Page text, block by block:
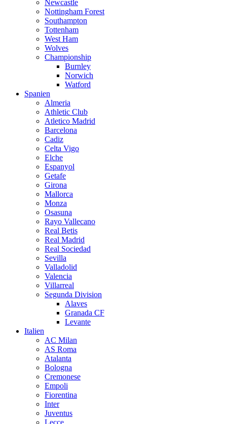
Newcastle
Nottingham Forest
Southampton
Tottenham
West Ham
Wolves
Championship
Burnley
Norwich
Watford
Spanien
Almeria
Athletic Club
Atletico Madrid
Barcelona
Cadiz
Celta Vigo
Elche
Espanyol
Getafe
Girona
Mallorca
Monza
Osasuna
Rayo Vallecano
Real Betis
Real Madrid
Real Sociedad
Sevilla
Valladolid
Valencia
Villarreal
Segunda Division
Alaves
Granada CF
Levante
Italien
AC Milan
AS Roma
Atalanta
Bologna
Cremonese
Empoli
Fiorentina
Inter
Juventus
Lecce